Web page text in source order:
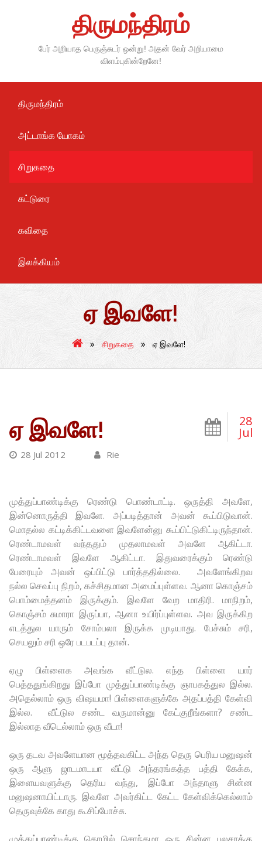
திருமந்திரம்
பேர் அறியாத பெருஞ்சுடர் ஒன்று! அதன் வேர் அறியாமை
விளம்புகின்றேனே!
திருமந்திரம்
அட்டாங்க யோகம்
சிறுகதை
கட்டுரை
கவிதை
இலக்கியம்
ஏ இவளே!
» சிறுகதை » ஏ இவளே!
28
Jul
ஏ இவளே!
28 Jul 2012 Rie
முத்துப்பாண்டிக்கு ரெண்டு பொண்டாட்டி. ஒருத்தி அவளே,
இன்னொருத்தி இவளே. அப்படித்தான் அவன் கூப்பிடுவான்.
மொதல்ல கட்டிக்கிட்டவளை இவளேன்னு கூப்பிட்டுகிட்டிருந்தான்.
ரெண்டாமவள் வந்ததும் முதலாமவள் அவளே ஆகிட்டா.
ரெண்டாமவள் இவளே ஆகிட்டா. இதுவரைக்கும் ரெண்டு
பேரையும் அவன் ஒப்பிட்டு பார்த்ததில்லை. அவளேங்கிறவ
நல்ல செவப்பு நிறம், கச்சிதமான அமைப்புள்ளவ. ஆனா கொஞ்சம்
பொம்மைத்தனம் இருக்கும். இவளே வேற மாதிரி. மாநிறம்,
கொஞ்சம் சுமாரா இருப்பா, ஆனா உயிர்ப்புள்ளவ. அவ இருக்கிற
எடத்துல யாரும் சோம்பலா இருக்க முடியாது. பேச்சும் சரி,
செயலும் சரி ஒரே படபடப்பு தான்.
ஏழு பிள்ளைக அவங்க வீட்டுல. எந்த பிள்ளை யார்
பெத்ததுங்கிறது இப்போ முத்துப்பாண்டிக்கு ஞாபகத்துல இல்ல.
அதெல்லாம் ஒரு விஷயமா! பிள்ளைகளுக்கே அதப்பத்தி கேள்வி
இல்ல. வீட்டுல சண்ட வருமான்னு கேட்குறீங்களா? சண்ட
இல்லாத வீடெல்லாம் ஒரு வீடா!
ஒரு தடவ அவளேயான மூத்தவகிட்ட அந்த தெரு பெரிய மனுஷன்
ஒரு ஆளு ஜாடமாடயா வீட்டு அந்தரங்கத்த பத்தி கேக்க,
இளையவளுக்கு தெரிய வந்து, இப்போ அந்தாளு சின்ன
மனுஷனாயிட்டாரு. இவளே அவர்கிட்ட கேட்ட கேள்விக்கெல்லாம்
தெருவுக்கே காது கூசிப்போச்சு.